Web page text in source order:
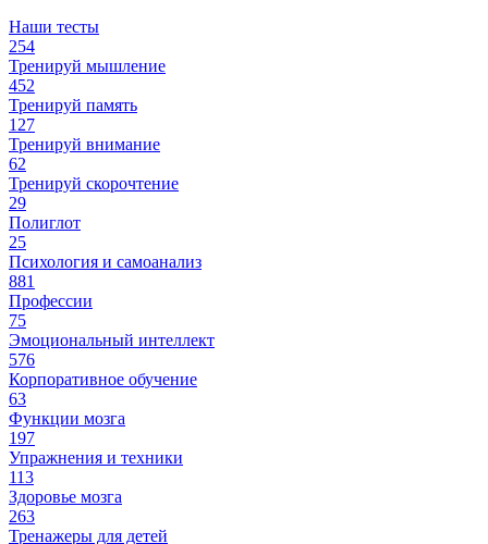
Наши тесты
254
Тренируй мышление
452
Тренируй память
127
Тренируй внимание
62
Тренируй скорочтение
29
Полиглот
25
Психология и самоанализ
881
Профессии
75
Эмоциональный интеллект
576
Корпоративное обучение
63
Функции мозга
197
Упражнения и техники
113
Здоровье мозга
263
Тренажеры для детей